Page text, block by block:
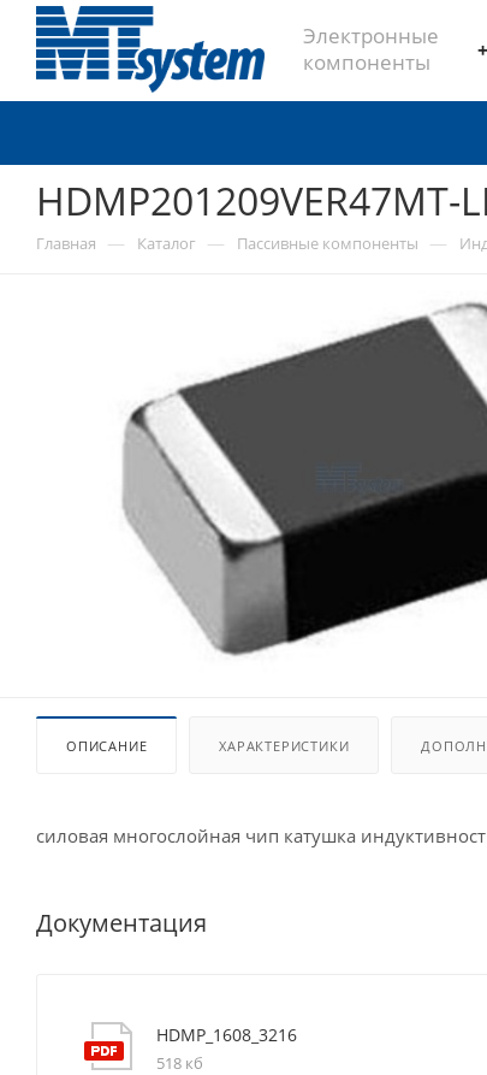
Электронные
компоненты
HDMP201209VER47MT-
Главная — Каталог — Пассивные компоненты —
ОПИСАНИЕ ХАРАКТЕРИСТИКИ
силовая многослойная чип катушка
Документация
HDMP_1608_3216
518 кб